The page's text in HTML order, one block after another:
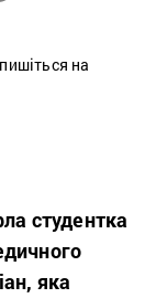
на
студентка
яка